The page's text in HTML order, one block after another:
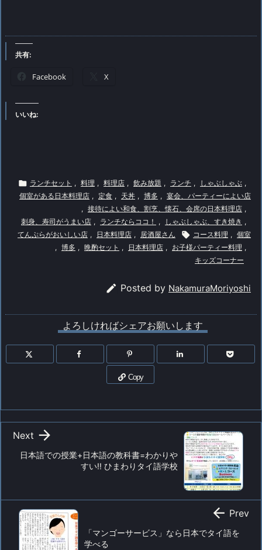
共有:
Facebook X
いいね:
 ランチセット , 料理 , 料理店 , 飲み放題 , ランチ , しゃぶしゃぶ ,
個室がある日本料理店 , 定食 , 天丼 , 博多 , 宴会、パーティーによい店
, 接待によい和食、割烹、懐石、会席の日本料理店 ,
刺身、寿司がうまい店 , ランチならココ！ , しゃぶしゃぶ、すき焼き ,
てんぷらがおいしい店 , 日本料理店 , 居酒屋さん  コース料理 , 個室
, 博多 , 晩酌セット , 日本料理店 , お子様パーティー料理 ,
キッズコーナー
 Posted by NakamuraMoriyoshi
よろしければシェアお願いします
Copy
日本語での授業+日本語の教科書=わかりや
すい!! ひまわりタイ語学校

Next
「マンゴーサービス」なら日本でタイ語を
学べる
 Prev